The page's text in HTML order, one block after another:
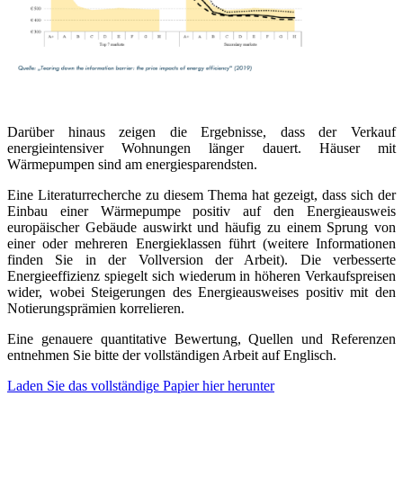
Darüber hinaus zeigen die Ergebnisse, dass der Verkauf
energieintensiver Wohnungen länger dauert. Häuser mit
Wärmepumpen sind am energiesparendsten.
Eine Literaturrecherche zu diesem Thema hat gezeigt, dass sich der
Einbau einer Wärmepumpe positiv auf den Energieausweis
europäischer Gebäude auswirkt und häufig zu einem Sprung von
einer oder mehreren Energieklassen führt (weitere Informationen
finden Sie in der Vollversion der Arbeit). Die verbesserte
Energieeffizienz spiegelt sich wiederum in höheren Verkaufspreisen
wider, wobei Steigerungen des Energieausweises positiv mit den
Notierungsprämien korrelieren.
Eine genauere quantitative Bewertung, Quellen und Referenzen
entnehmen Sie bitte der vollständigen Arbeit auf Englisch.
Laden Sie das vollständige Papier hier herunter